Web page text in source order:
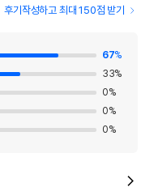
후기작성하고 최대 150점 받기
67%
33%
0%
0%
0%